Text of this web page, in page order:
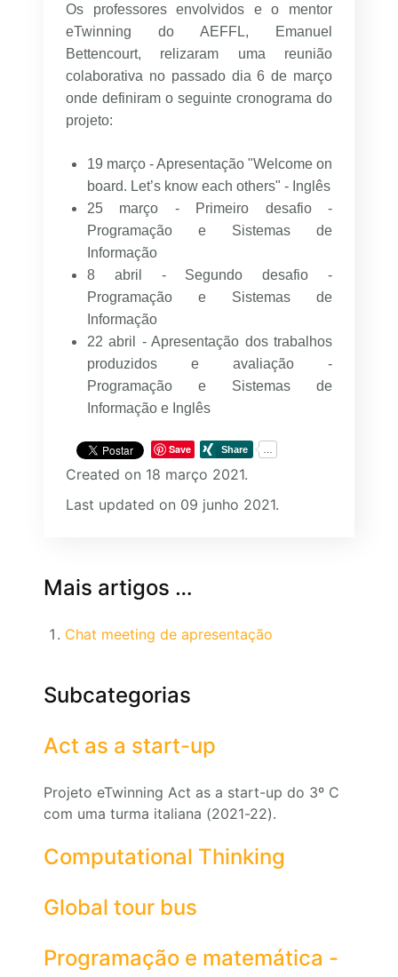
Os professores envolvidos e o mentor
eTwinning do AEFFL, Emanuel
Bettencourt, relizaram uma reunião
colaborativa no passado dia 6 de março
onde definiram o seguinte cronograma do
projeto:
19 março - Apresentação "Welcome on
board. Let’s know each others" - Inglês
25 março - Primeiro desafio -
Programação e Sistemas de
Informação
8 abril - Segundo desafio -
Programação e Sistemas de
Informação
22 abril - Apresentação dos trabalhos
produzidos e avaliação -
Programação e Sistemas de
Informação e Inglês
Save
Created on 18 março 2021.
Last updated on 09 junho 2021.
Mais artigos …
Chat meeting de apresentação
Subcategorias
Act as a start-up
Projeto eTwinning Act as a start-up do 3º C
com uma turma italiana (2021-22).
Computational Thinking
Global tour bus
Programação e matemática -